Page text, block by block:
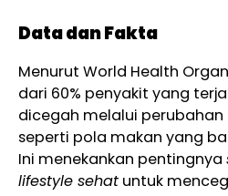
Data dan Fakta
Menurut World Health
dari 60% penyakit yang
dicegah melalui
seperti pola makan yang
Ini menekankan pentingnya
lifestyle sehat untuk